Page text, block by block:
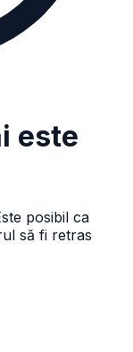
este
posibil ca
să fi retras